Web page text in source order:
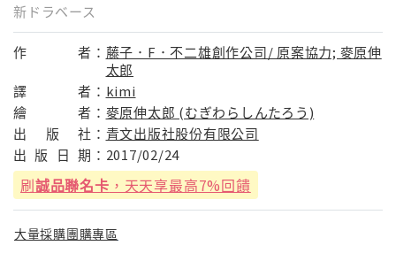
新ドラベース
作 者： 藤子．F．不二雄創作公司/ 原案協力; 麥原伸
太郎
譯
者： kimi
繪
者： 麥原伸太郎 (むぎわらしんたろう)
出
版 社： 青文出版社股份有限公司
出 版 日 期： 2017/02/24
刷誠品聯名卡 ，天天享最高7%回饋
大量採購團購專區